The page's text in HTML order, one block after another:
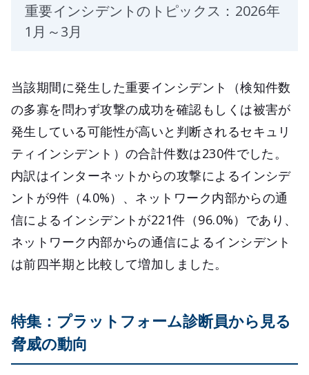
重要インシデントのトピックス：2026年
1月～3月
当該期間に発生した重要インシデント（検知件数
の多寡を問わず攻撃の成功を確認もしくは被害が
発生している可能性が高いと判断されるセキュリ
ティインシデント）の合計件数は230件でした。
内訳はインターネットからの攻撃によるインシデ
ントが9件（4.0%）、ネットワーク内部からの通
信によるインシデントが221件（96.0%）であり、
ネットワーク内部からの通信によるインシデント
は前四半期と比較して増加しました。
特集：プラットフォーム診断員から見る
脅威の動向